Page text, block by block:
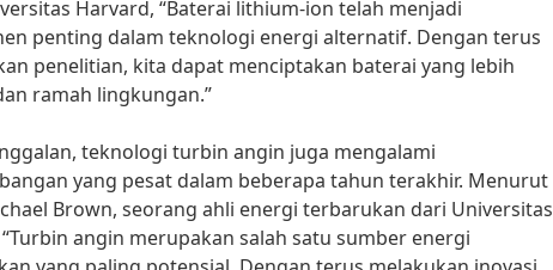
Harvard, “Baterai lithium-ion telah menjadi
penting dalam teknologi energi alternatif. Dengan terus
penelitian, kita dapat menciptakan baterai yang lebih
ramah lingkungan.”
teknologi turbin angin juga mengalami
yang pesat dalam beberapa tahun terakhir. Menurut
Brown, seorang ahli energi terbarukan dari Universitas
angin merupakan salah satu sumber energi